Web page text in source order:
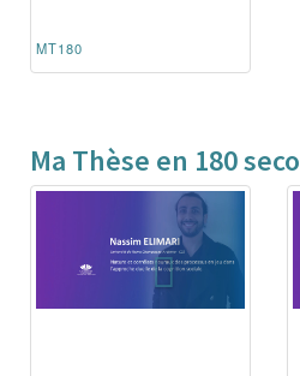
MT180
Ma Thèse en 180